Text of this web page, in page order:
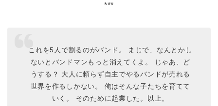
***
これを5人で割るのがバンド。 まじで、なんとかし
ないとバンドマンもっと消えてくよ。 じゃあ、ど
うする？ 大人に頼らず自主でやるバンドが売れる
世界を作るしかない。 俺はそんな子たちを育てて
いく。 そのために起業した。以上。